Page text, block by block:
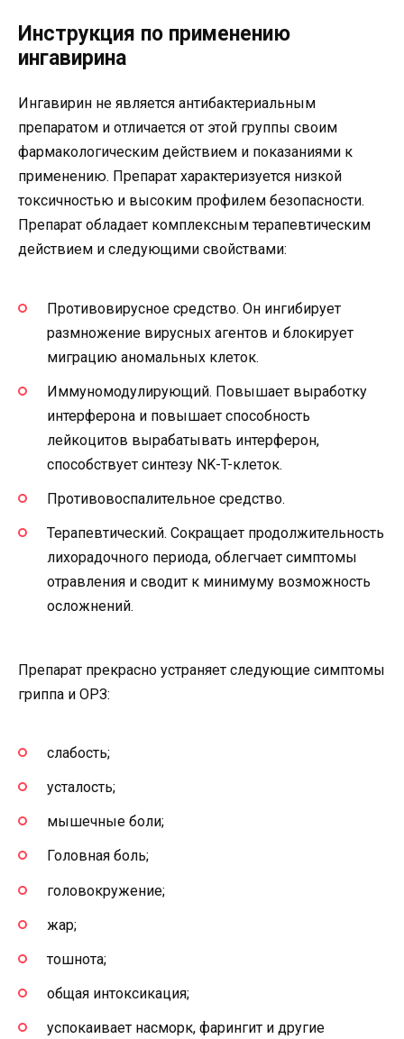
Инструкция по применению
ингавирина
Ингавирин не является антибактериальным
препаратом и отличается от этой группы своим
фармакологическим действием и показаниями к
применению. Препарат характеризуется низкой
токсичностью и высоким профилем безопасности.
Препарат обладает комплексным терапевтическим
действием и следующими свойствами:
Противовирусное средство. Он ингибирует
размножение вирусных агентов и блокирует
миграцию аномальных клеток.
Иммуномодулирующий. Повышает выработку
интерферона и повышает способность
лейкоцитов вырабатывать интерферон,
способствует синтезу NK-T-клеток.
Противовоспалительное средство.
Терапевтический. Сокращает продолжительность
лихорадочного периода, облегчает симптомы
отравления и сводит к минимуму возможность
осложнений.
Препарат прекрасно устраняет следующие симптомы
гриппа и ОРЗ:
слабость;
усталость;
мышечные боли;
Головная боль;
головокружение;
жар;
тошнота;
общая интоксикация;
успокаивает насморк, фарингит и другие